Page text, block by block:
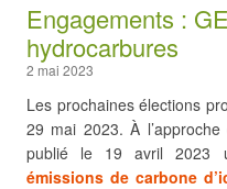
Engagements :
hydrocarbures
2 mai 2023
Les prochaines élections
29 mai 2023. À
publié le 19 avril 2023
émissions de carbone